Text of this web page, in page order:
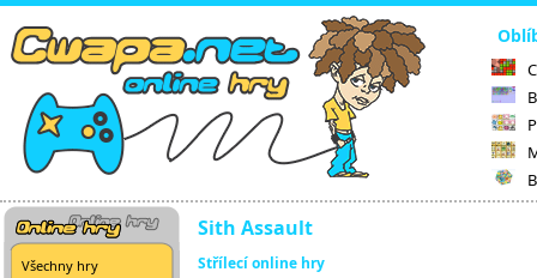
Všechny hry
Sith Assault
Střílecí online hry